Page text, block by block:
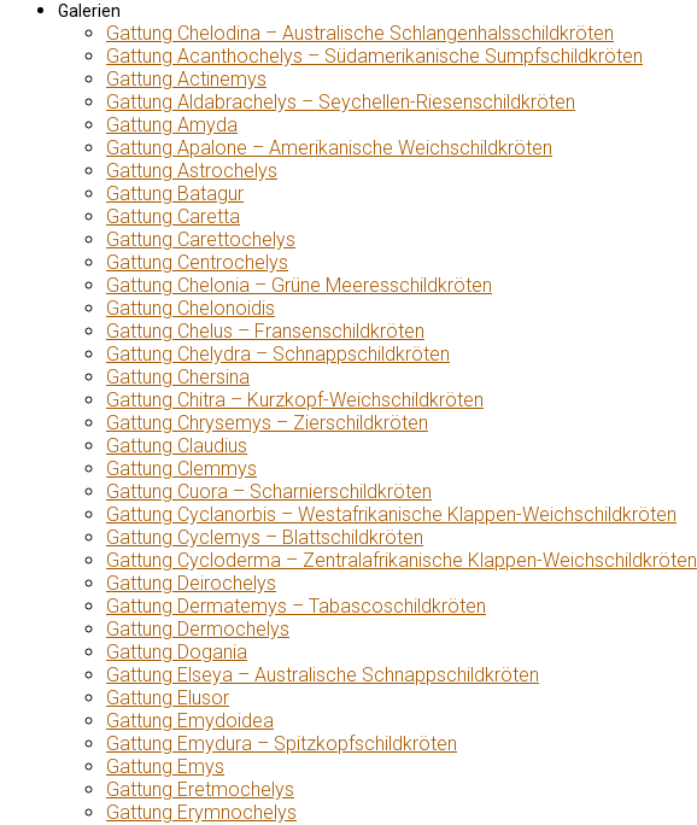
Galerien
Gattung Chelodina – Australische Schlangenhalsschildkröten
Gattung Acanthochelys – Südamerikanische Sumpfschildkröten
Gattung Actinemys
Gattung Aldabrachelys – Seychellen-Riesenschildkröten
Gattung Amyda
Gattung Apalone – Amerikanische Weichschildkröten
Gattung Astrochelys
Gattung Batagur
Gattung Caretta
Gattung Carettochelys
Gattung Centrochelys
Gattung Chelonia – Grüne Meeresschildkröten
Gattung Chelonoidis
Gattung Chelus – Fransenschildkröten
Gattung Chelydra – Schnappschildkröten
Gattung Chersina
Gattung Chitra – Kurzkopf-Weichschildkröten
Gattung Chrysemys – Zierschildkröten
Gattung Claudius
Gattung Clemmys
Gattung Cuora – Scharnierschildkröten
Gattung Cyclanorbis – Westafrikanische Klappen-Weichschildkröten
Gattung Cyclemys – Blattschildkröten
Gattung Cycloderma – Zentralafrikanische Klappen-Weichschildkröten
Gattung Deirochelys
Gattung Dermatemys – Tabascoschildkröten
Gattung Dermochelys
Gattung Dogania
Gattung Elseya – Australische Schnappschildkröten
Gattung Elusor
Gattung Emydoidea
Gattung Emydura – Spitzkopfschildkröten
Gattung Emys
Gattung Eretmochelys
Gattung Erymnochelys